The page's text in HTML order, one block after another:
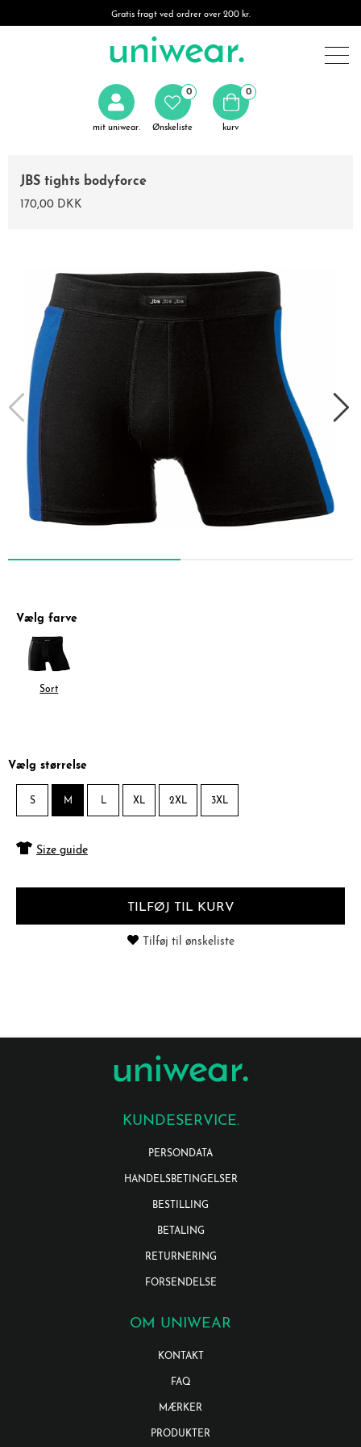
Gratis fragt ved ordrer over 200 kr.
mit uniwear. Ønskeliste
0 0
kurv
JBS tights bodyforce
170,00 DKK
Vælg farve
Sort
Vælg størrelse
S M L XL 2XL 3XL
Size guide
TILFØJ TIL KURV
Tilføj til ønskeliste
KUNDESERVICE.
PERSONDATA
HANDELSBETINGELSER
BESTILLING
BETALING
RETURNERING
FORSENDELSE
OM UNIWEAR
KONTAKT
FAQ
MÆRKER
PRODUKTER